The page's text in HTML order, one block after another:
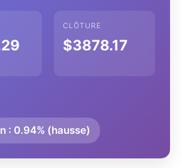
CLÔTURE
$3878.17
: 0.94% (hausse)